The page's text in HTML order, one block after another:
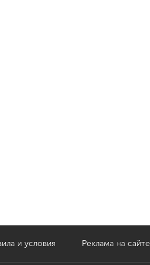
и условия Реклама на сайте